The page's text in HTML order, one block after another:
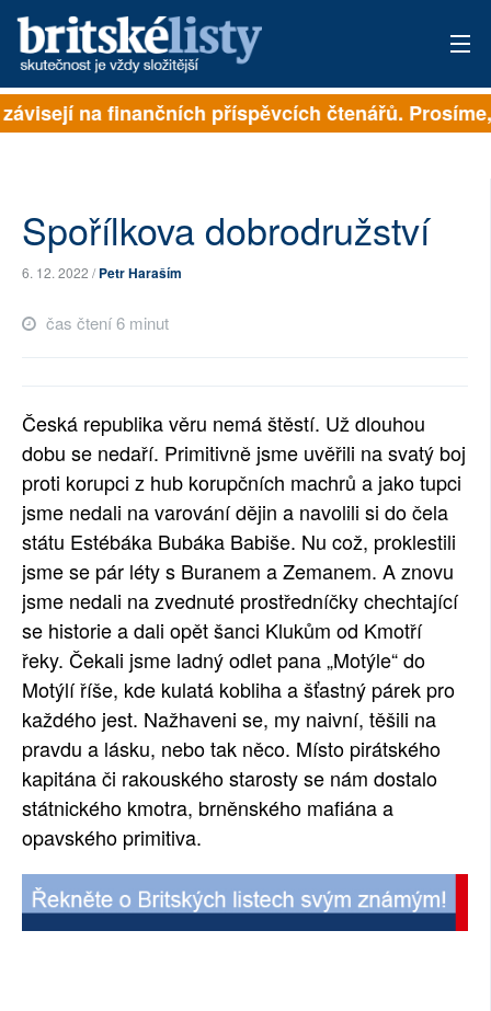
PŘIHLÁSIT
ARCHIV
ROZHOVORY
TÉMATA
AUTOŘI
PŘÍSPĚVKY NA PROVOZ
SOCIÁLNÍ SÍTĚ
RUBRIKY
PLNÁ VERZE STRÁNEK
na finančních příspěvcích čtenářů. Prosíme,
Spořílkova dobrodružství
6. 12. 2022 /Petr Haraším
čas čtení 6 minut
Česká republika věru nemá štěstí. Už dlouhou
dobu se nedaří. Primitivně jsme uvěřili na svatý boj
proti korupci z hub korupčních machrů a jako tupci
jsme nedali na varování dějin a navolili si do čela
státu Estébáka Bubáka Babiše. Nu což, proklestili
jsme se pár léty s Buranem a Zemanem. A znovu
jsme nedali na zvednuté prostředníčky chechtající
se historie a dali opět šanci Klukům od Kmotří
řeky. Čekali jsme ladný odlet pana „Motýle“ do
Motýlí říše, kde kulatá kobliha a šťastný párek pro
každého jest. Nažhaveni se, my naivní, těšili na
pravdu a lásku, nebo tak něco. Místo pirátského
kapitána či rakouského starosty se nám dostalo
státnického kmotra, brněnského mafiána a
opavského primitiva.